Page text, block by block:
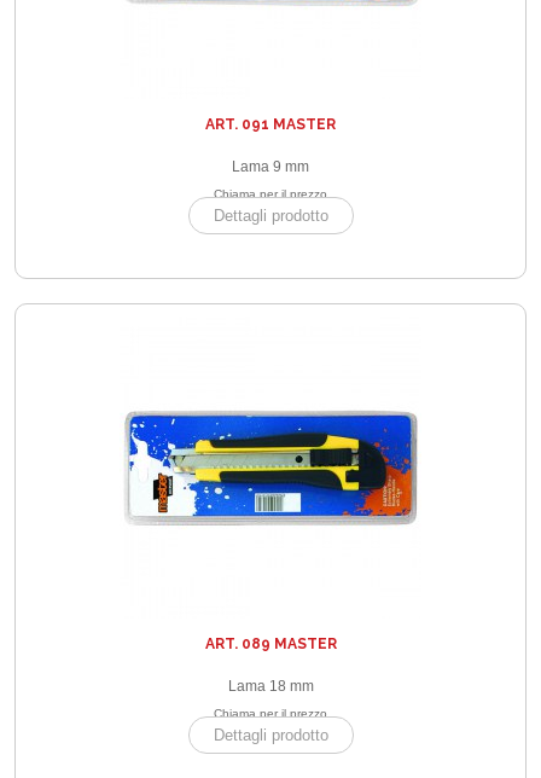
ART. 091 MASTER
Lama 9 mm
Chiama per il prezzo
Dettagli prodotto
ART. 089 MASTER
Lama 18 mm
Chiama per il prezzo
Dettagli prodotto